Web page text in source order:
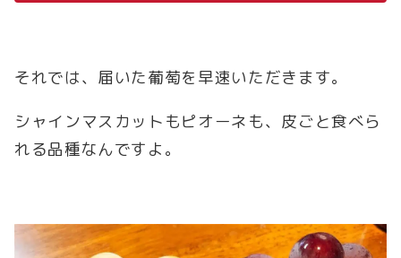
それでは、届いた葡萄を早速いただきます。
シャインマスカットもピオーネも、皮ごと食べら
れる品種なんですよ。